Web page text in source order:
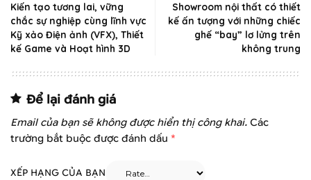
Kiến tạo tương lai, vững
chắc sự nghiệp cùng lĩnh vực
Kỹ xảo Điện ảnh (VFX), Thiết
kế Game và Hoạt hình 3D
Showroom nội thất có thiết
kế ấn tượng với những chiếc
ghế “bay” lơ lửng trên
không trung
Để lại đánh giá
Email của bạn sẽ không được hiển thị công khai. Các
trường bắt buộc được đánh dấu *
XẾP HẠNG CỦA BẠN